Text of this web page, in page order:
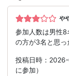
や
参加人数は男性
の方が3名と思っ
投稿日時：
に参加）